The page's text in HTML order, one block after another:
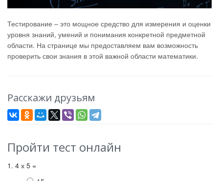
Тестирование – это мощное средство для измерения и оценки
уровня знаний, умений и понимания конкретной предметной
области. На странице мы предоставляем вам возможность
проверить свои знания в этой важной области математики.
Расскажи друзьям
Пройти тест онлайн
1. 4 х 5 =